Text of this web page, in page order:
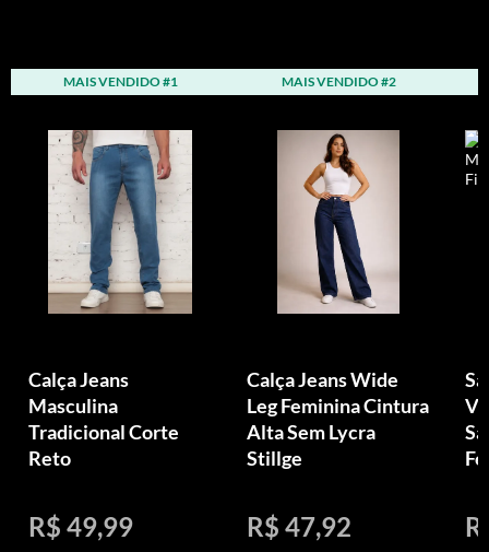
MAIS VENDIDO #1
Calça Jeans
Masculina
Tradicional Corte
Reto
R$ 49,99
MAIS VENDIDO #2
Calça Jeans Wide
Leg Feminina Cintura
Alta Sem Lycra
Stillge
R$ 47,92